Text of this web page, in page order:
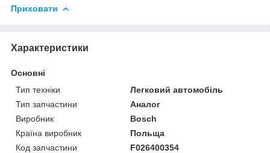
Приховати
Характеристики
Основні
Тип техніки
Легковий автомобіль
Тип запчастини
Аналог
Виробник
Bosch
Країна виробник
Польща
Код запчастини
F026400354